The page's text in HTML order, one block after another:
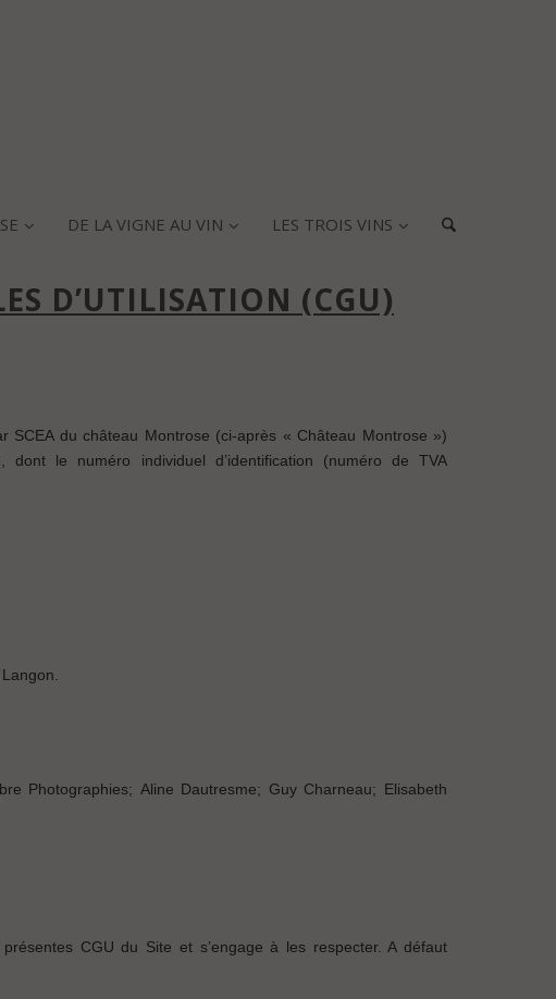
DE LA VIGNE AU VIN LES TROIS VINS
D’UTILISATION (CGU)
SCEA du château Montrose (ci-après « Château Montrose »)
le numéro individuel d’identification (numéro de TVA
Photographies; Aline Dautresme; Guy Charneau; Elisabeth
CGU du Site et s’engage à les respecter. A défaut